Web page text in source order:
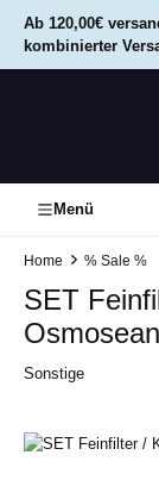
springen
Ab 120,00€
kombinierter
Menü
Home % Sale %
SET
Sonstige
Bildergalerie